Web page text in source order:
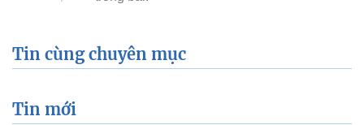
Tin cùng chuyên mục
Tin mới